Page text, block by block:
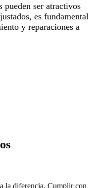
pueden ser atractivos
es fundamental
y reparaciones a
la diferencia. Cumplir con